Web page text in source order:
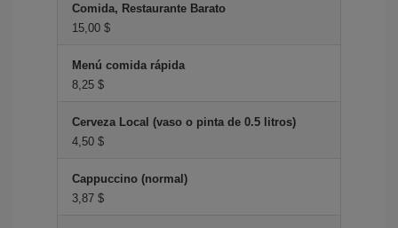
Comida, Restaurante Barato
15,00 $
Menú comida rápida
8,25 $
Cerveza Local (vaso o pinta de 0.5 litros)
4,50 $
Cappuccino (normal)
3,87 $